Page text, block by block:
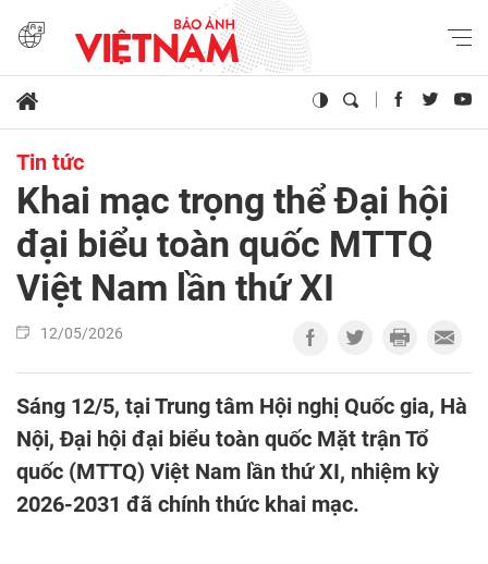
Tin tức
Khai mạc trọng thể Đại hội
đại biểu toàn quốc MTTQ
Việt Nam lần thứ XI
12/05/2026
Sáng 12/5, tại Trung tâm Hội nghị Quốc gia, Hà
Nội, Đại hội đại biểu toàn quốc Mặt trận Tổ
quốc (MTTQ) Việt Nam lần thứ XI, nhiệm kỳ
2026-2031 đã chính thức khai mạc.